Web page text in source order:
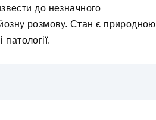
до незначного
розмову. Стан є природною